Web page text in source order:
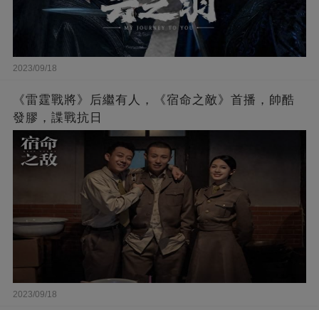
2023/09/18
《雷霆戰將》后繼有人，《宿命之敵》首播，帥酷
發膠，諜戰抗日
2023/09/18